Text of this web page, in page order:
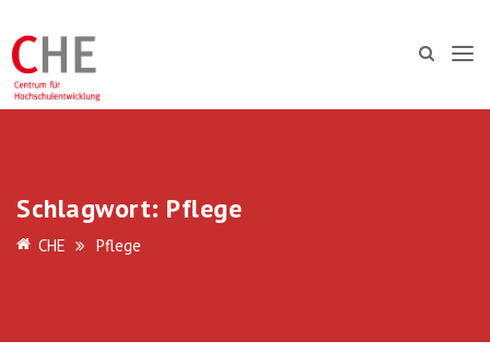
Schlagwort: Pflege
CHE Pflege